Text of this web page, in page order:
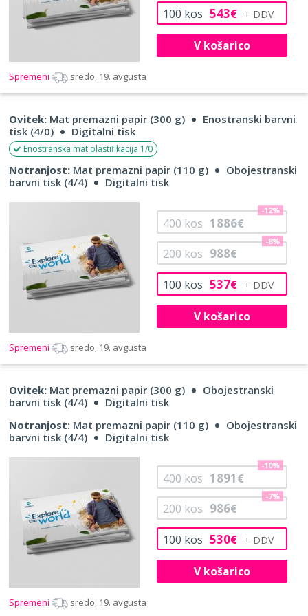
100 kos 543€
V košarico
Spremeni sredo, 19. avgusta
Ovitek: Mat premazni papir (300 g)
Enostranski barvni
tisk (4/0)
Digitalni tisk
Enostranska mat plastifikacija 1/0
Notranjost: Mat premazni papir (110 g)
Obojestranski
barvni tisk (4/4)
Digitalni tisk
100 kos 537€
200 kos 988€
-8%
400 kos 1886€
-12%
V košarico
Spremeni sredo, 19. avgusta
Ovitek: Mat premazni papir (300 g)
Obojestranski
barvni tisk (4/4)
Digitalni tisk
Notranjost: Mat premazni papir (110 g)
Obojestranski
barvni tisk (4/4)
Digitalni tisk
100 kos 530€
200 kos 986€
-7%
400 kos 1891€
-10%
V košarico
Spremeni sredo, 19. avgusta